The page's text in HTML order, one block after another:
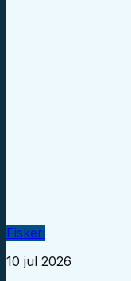
Fiskeri
10 jul 2026